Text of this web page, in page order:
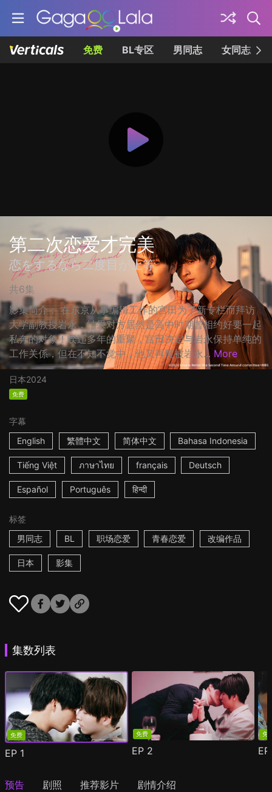
免费 BL专区 男同志 女同志
第二次恋爱才完美
恋をするなら二度目が上等
共6集
影集简介： 在东京从事编辑工作的宫田为了新专栏而拜访
大学副教授岩永，结果对方居然是高中时期曾相约好要一起
私奔的对象！睽违多年的重聚，宫田决定与岩永保持单纯的
工作关係，但在不知不觉中，他又再度被岩永... More
日本2024
免费
字幕
English
繁體中文 简体中文 Bahasa Indonesia
Tiếng Việt ภาษาไทย français Deutsch
Español Português हिन्दी
标签
男同志
BL 职场恋爱 青春恋爱 改编作品
日本 影集
集数列表
免费
EP 1
免费
EP 2
免
预告 剧照 推荐影片 剧情介绍